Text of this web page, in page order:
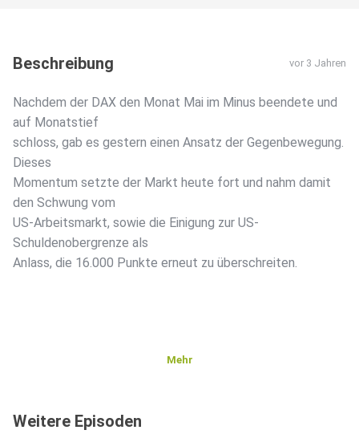
Beschreibung vor 3 Jahren
Nachdem der DAX den Monat Mai im Minus beendete und
auf Monatstief
schloss, gab es gestern einen Ansatz der Gegenbewegung.
Dieses
Momentum setzte der Markt heute fort und nahm damit
den Schwung vom
US-Arbeitsmarkt, sowie die Einigung zur US-
Schuldenobergrenze als
Anlass, die 16.000 Punkte erneut zu überschreiten.
Mehr
Weitere Episoden